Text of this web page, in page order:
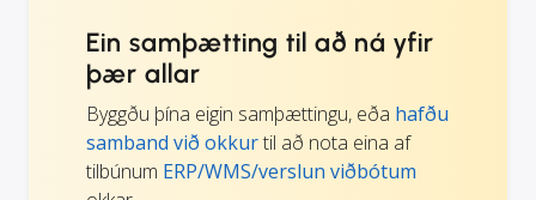
Ein samþætting til að ná yfir
þær allar
Byggðu þína eigin samþættingu, eða hafðu
samband við okkurtil að nota eina af
tilbúnum ERP/WMS/verslun viðbótum